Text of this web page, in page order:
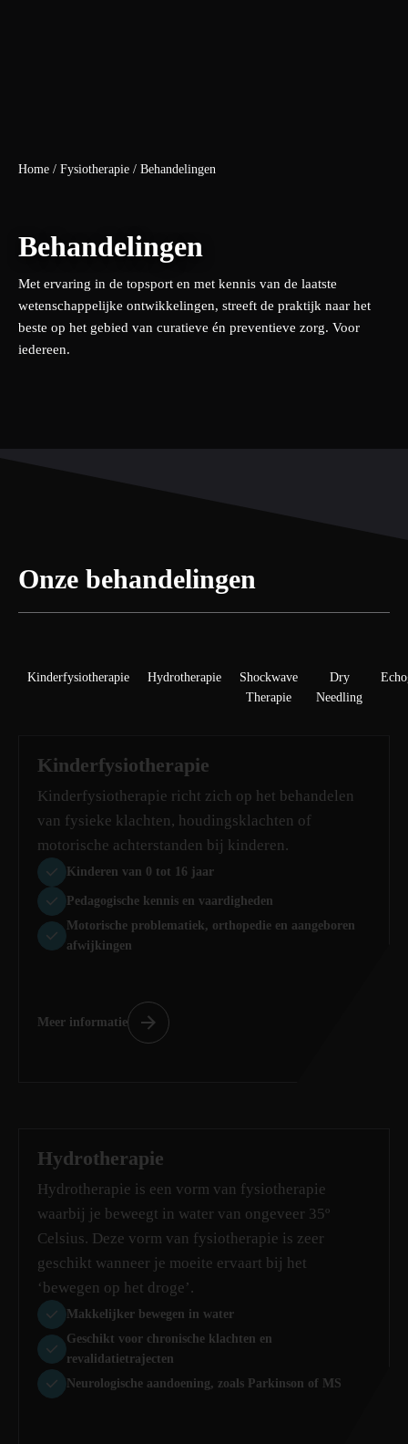
Home / Fysiotherapie / Behandelingen
Behandelingen
Met ervaring in de topsport en met kennis van de laatste
wetenschappelijke ontwikkelingen, streeft de praktijk naar het
beste op het gebied van curatieve én preventieve zorg. Voor
iedereen.
Onze behandelingen
Kinderfysiotherapie Hydrotherapie
Shockwave
Therapie
Dry
Needling
Kinderfysiotherapie
Kinderfysiotherapie richt zich op het behandelen
van fysieke klachten, houdingsklachten of
motorische achterstanden bij kinderen.
Kinderen van 0 tot 16 jaar
Pedagogische kennis en vaardigheden
Motorische problematiek, orthopedie en aangeboren
afwijkingen
Meer informatie
Hydrotherapie
Hydrotherapie is een vorm van fysiotherapie
waarbij je beweegt in water van ongeveer 35º
Celsius. Deze vorm van fysiotherapie is zeer
geschikt wanneer je moeite ervaart bij het
‘bewegen op het droge’.
Makkelijker bewegen in water
Geschikt voor chronische klachten en
revalidatietrajecten
Neurologische aandoening, zoals Parkinson of MS